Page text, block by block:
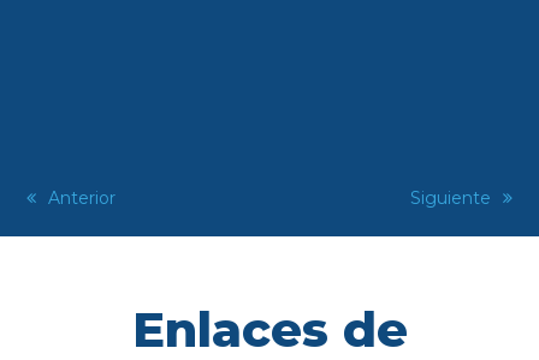
previous
Anterior
next
Siguiente
Enlaces de